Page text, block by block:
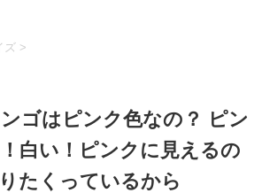
ズ >
ゴはピンク色なの？ ピン
白い！ピンクに見えるの
たくっているから